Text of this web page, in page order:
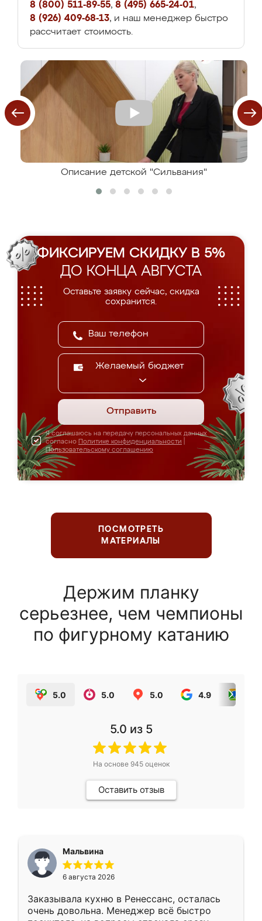
8 (800) 511-89-55, 8 (495) 665-24-01,
8 (926) 409-68-13, и наш менеджер быстро
рассчитает стоимость.
Описание детской "Сильвания"
ФИКСИРУЕМ СКИДКУ В 5%
ДО КОНЦА АВГУСТА
Оставьте заявку сейчас, скидка
сохранится.
Желаемый бюджет
Отправить
Я соглашаюсь на передачу персональных данных
согласно Политике конфиденциальности
Пользовательскому соглашению
ПОСМОТРЕТЬ
МАТЕРИАЛЫ
Держим планку
серьезнее, чем чемпионы
по фигурному катанию
5.0 5.0 5.0 4.9
5.0 из 5
На основе 945оценок
Оставить отзыв
Мальвина
6 августа 2026
Заказывала кухню в Ренессанс, осталась
очень довольна. Менеджер всё быстро